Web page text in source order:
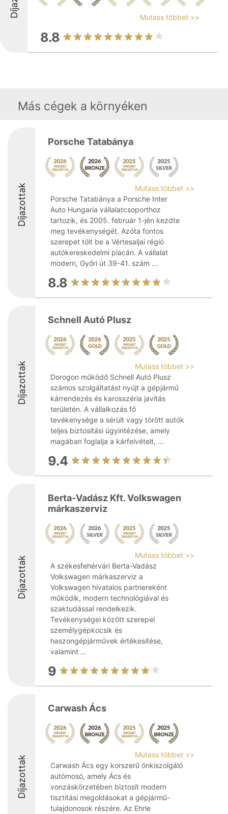
Mutass többet >>
8.8
Más cégek a környéken
Díjazottak
Porsche Tatabánya
Mutass többet >>
Porsche Tatabánya a Porsche Inter
Auto Hungaria vállalatcsoporthoz
tartozik, és 2005. február 1-jén kezdte
meg tevékenységét. Azóta fontos
szerepet tölt be a Vértesaljai régió
autókereskedelmi piacán. A vállalat
modern, Győri út 39-41. szám ...
8.8
Díjazottak
Schnell Autó Plusz
Mutass többet >>
Dorogon működő Schnell Autó Plusz
számos szolgáltatást nyújt a gépjármű
kárrendezés és karosszéria javítás
területén. A vállalkozás fő
tevékenysége a sérült vagy törött autók
teljes biztosítási ügyintézése, amely
magában foglalja a kárfelvételt, ...
9.4
Díjazottak
Berta-Vadász Kft. Volkswagen
márkaszerviz
Mutass többet >>
A székesfehérvári Berta-Vadász
Volkswagen márkaszerviz a
Volkswagen hivatalos partnereként
működik, modern technológiával és
szaktudással rendelkezik.
Tevékenységei között szerepel
személygépkocsik és
haszongépjárművek értékesítése,
valamint ...
9
Díjazottak
Carwash Ács
Mutass többet >>
Carwash Ács egy korszerű önkiszolgáló
autómosó, amely Ács és
vonzáskörzetében biztosít modern
tisztítási megoldásokat a gépjármű-
tulajdonosok részére. Az Ehrle